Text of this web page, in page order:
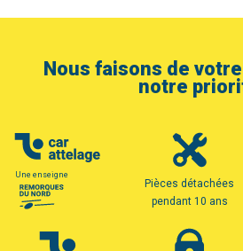
Nous faisons de
notre
Une enseigne
Pièces détachées
pendant 10 ans